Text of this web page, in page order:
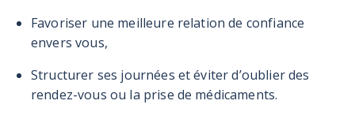
Favoriser une meilleure relation de confiance
envers vous,
Structurer ses journées et éviter d’oublier des
rendez-vous ou la prise de médicaments.